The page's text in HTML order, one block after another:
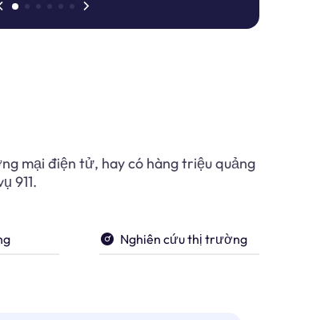
mại điện tử, hay có hàng triệu quảng
911.
Nghiên cứu thị trường